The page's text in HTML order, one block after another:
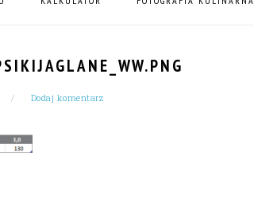
Dodaj komentarz